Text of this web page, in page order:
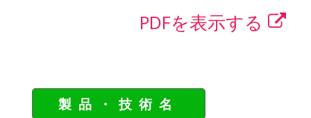
PDFを表示する
製品・技術名